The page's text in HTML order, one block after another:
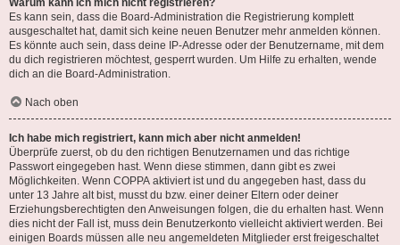
Warum kann ich mich nicht registrieren?
Es kann sein, dass die Board-Administration die Registrierung komplett
ausgeschaltet hat, damit sich keine neuen Benutzer mehr anmelden können.
Es könnte auch sein, dass deine IP-Adresse oder der Benutzername, mit dem
du dich registrieren möchtest, gesperrt wurden. Um Hilfe zu erhalten, wende
dich an die Board-Administration.
Nach oben
Ich habe mich registriert, kann mich aber nicht anmelden!
Überprüfe zuerst, ob du den richtigen Benutzernamen und das richtige
Passwort eingegeben hast. Wenn diese stimmen, dann gibt es zwei
Möglichkeiten. Wenn COPPA aktiviert ist und du angegeben hast, dass du
unter 13 Jahre alt bist, musst du bzw. einer deiner Eltern oder deiner
Erziehungsberechtigten den Anweisungen folgen, die du erhalten hast. Wenn
dies nicht der Fall ist, muss dein Benutzerkonto vielleicht aktiviert werden. Bei
einigen Boards müssen alle neu angemeldeten Mitglieder erst freigeschaltet